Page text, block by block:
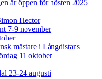
är öppen för hösten 2025
Hector
7-9 november
mästare i Långdistans
11 oktober
23-24 augusti